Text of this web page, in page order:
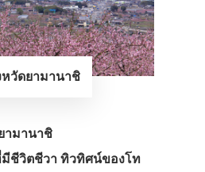
หวัดยามานาชิ
ามานาชิ
ชีวิตชีวา ทิวทิศน์ของโท